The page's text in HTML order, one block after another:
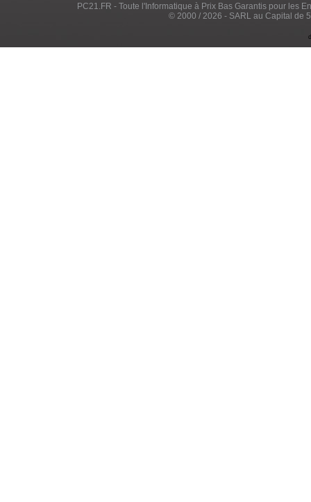
PC21.FR - Toute l'Informatique à Prix Bas Garantis pour les
© 2000 / 2026 - SARL au Capital de